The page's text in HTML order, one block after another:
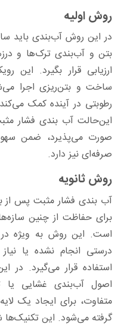
روش اولیه
در این روش آب‌بندی باید
بتن و آب‌بندی ترک‌ها و
ارزیابی قرار بگیرد. این
ساخت و بتن‌ریزی اجرا
رطوبتی در آینده کمک
این‌حالت آب بندی فشار
صورت می‌‌پذیرد، ضمن
صرفه‌ای نیز دارد.
روش ثانویه
آب بندی فشار مثبت پس از
برای حفاظت از چنین
است. این روش به ویژه در
درستی انجام نشده یا
استفاده قرار می‌گیرد.
اصول آب‌بندی غشایی
متفاوت، برای ایجاد یک
گرفته می‌شود. این تکنیک‌ها